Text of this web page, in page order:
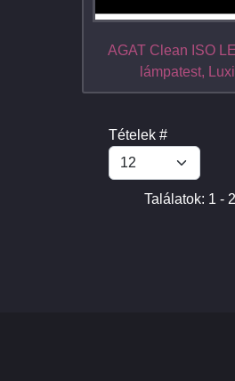
AGAT Clean ISO
lámpatest,
Tételek #
Találatok: 1 -